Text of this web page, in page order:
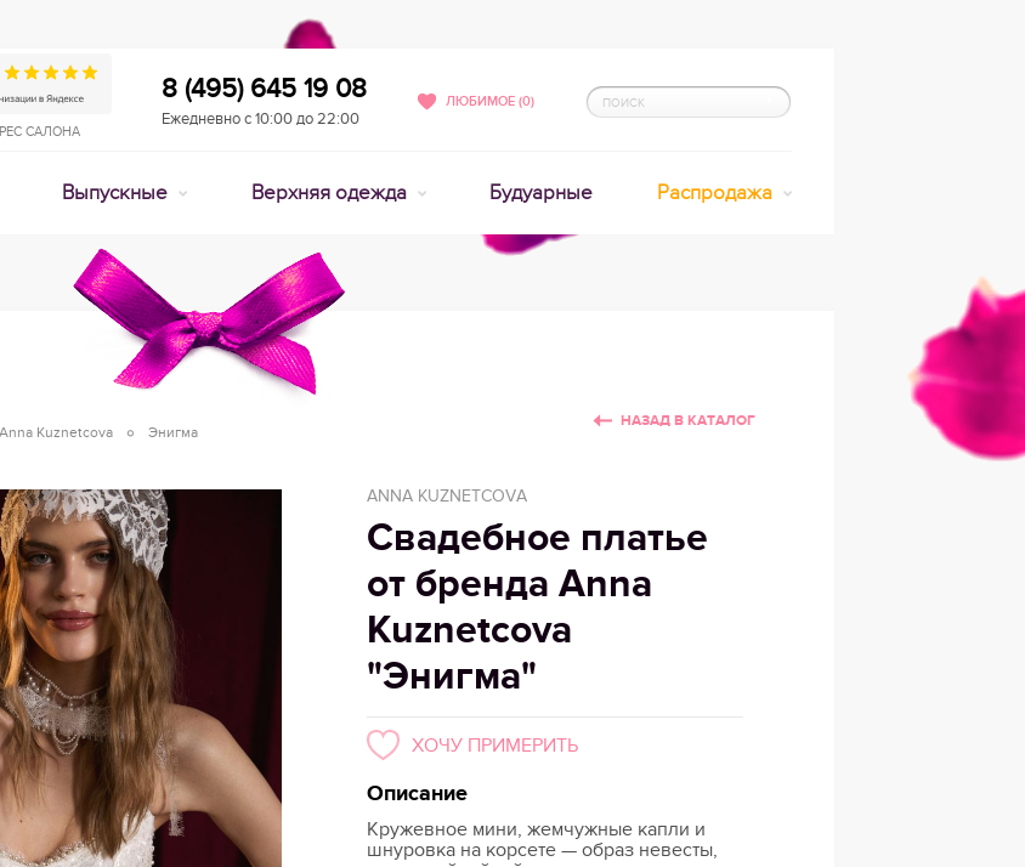
САЛОНА
8 (495) 645 19 08
Ежедневно с 10:00 до 22:00
ЛЮБИМОЕ (0)
Выпускные Верхняя одежда Будуарные Распродажа
НАЗАД В КАТАЛОГ
Anna Kuznetcova Энигма
ANNA KUZNETCOVA
Свадебное платье
от бренда Anna
Kuznetcova
"Энигма"
ХОЧУ ПРИМЕРИТЬ
Описание
Кружевное мини, жемчужные капли и
шнуровка на корсете — образ невесты,